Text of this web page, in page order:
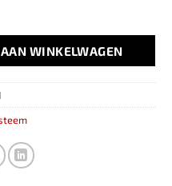
WINKELWAGEN